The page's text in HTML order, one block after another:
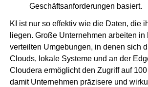
Geschäftsanforderungen basiert.
KI ist nur so effektiv wie die Daten, die
liegen. Große Unternehmen arbeiten in
verteilten Umgebungen, in denen sich
Clouds, lokale Systeme und an der
Cloudera ermöglicht den Zugriff auf
damit Unternehmen präzisere und